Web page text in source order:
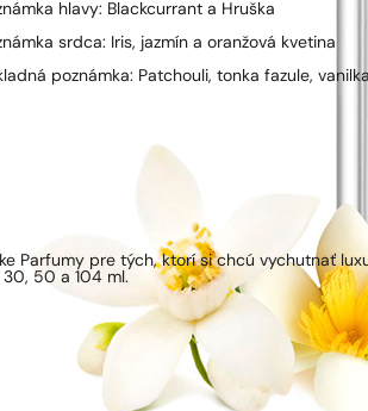
hlavy: Blackcurrant a Hruška
srdca: Iris, jazmín a oranžová kvetina
poznámka: Patchouli, tonka fazule,
Parfumy pre tých, ktorí si chcú vychutnať
50 a 104 ml.